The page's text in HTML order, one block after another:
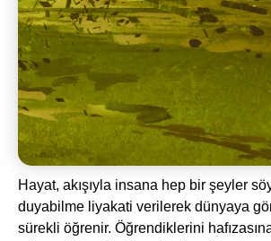
Hayat, akışıyla insana hep bir şeyler
duyabilme liyakati verilerek dünyaya
sürekli öğrenir. Öğrendiklerini